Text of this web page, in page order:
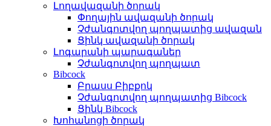
Լողավազանի ծորակ
Փողային ավազանի ծորակ
Չժանգոտվող պողպատից ավազան
Ցինկ ավազանի ծորակ
Լոգարանի պարագաներ
Չժանգոտվող պողպատ
Bibcock
Բրասս Բիբքոկ
Չժանգոտվող պողպատից Bibcock
Ցինկ Bibcock
Խոհանոցի ծորակ